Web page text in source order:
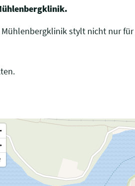
stylt nicht nur